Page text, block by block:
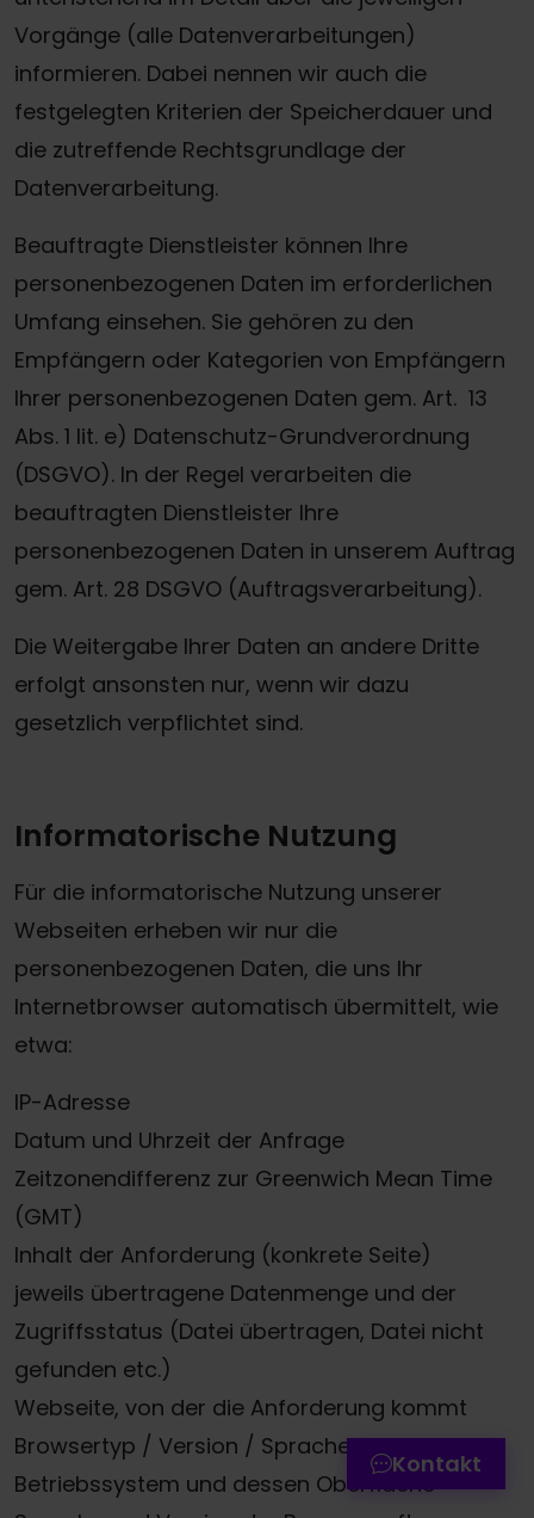
Vorgänge (alle Datenverarbeitungen)
informieren. Dabei nennen wir auch die
festgelegten Kriterien der Speicherdauer und
die zutreffende Rechtsgrundlage der
Datenverarbeitung.
Beauftragte Dienstleister können Ihre
personenbezogenen Daten im erforderlichen
Umfang einsehen. Sie gehören zu den
Empfängern oder Kategorien von Empfängern
Ihrer personenbezogenen Daten gem. Art. 13
Abs. 1 lit. e) Datenschutz-Grundverordnung
(DSGVO). In der Regel verarbeiten die
beauftragten Dienstleister Ihre
personenbezogenen Daten in unserem Auftrag
gem. Art. 28 DSGVO (Auftragsverarbeitung).
Die Weitergabe Ihrer Daten an andere Dritte
erfolgt ansonsten nur, wenn wir dazu
gesetzlich verpflichtet sind.
Informatorische Nutzung
Für die informatorische Nutzung unserer
Webseiten erheben wir nur die
personenbezogenen Daten, die uns Ihr
Internetbrowser automatisch übermittelt, wie
etwa:
IP-Adresse
Datum und Uhrzeit der Anfrage
Zeitzonendifferenz zur Greenwich Mean Time
(GMT)
Inhalt der Anforderung (konkrete Seite)
jeweils übertragene Datenmenge und der
Zugriffsstatus (Datei übertragen, Datei nicht
gefunden etc.)
Webseite, von der die Anforderung kommt
Browsertyp / Version / Sprache
Betriebssystem und dessen Oberfläche
Kontakt
Termin online buchen
Zum Kontaktformular
Werkstatttermin-Hotline